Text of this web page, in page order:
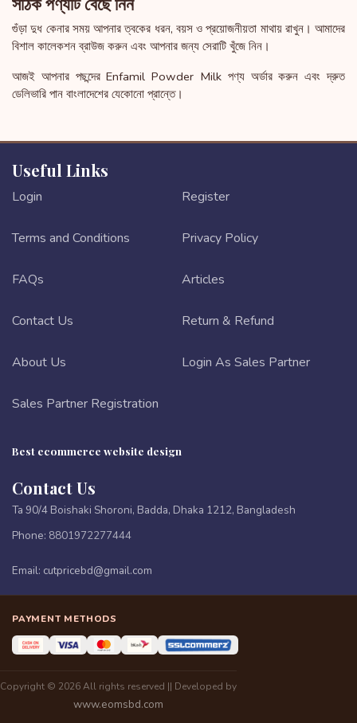
গুঁড়া দুধ কেনার সময় আপনার ত্বকের ধরন, বয়স ও প্রয়োজনীয়তা মাথায় রাখুন। আমাদের
বিশাল কালেকশন ব্রাউজ করুন এবং আপনার জন্য সেরাটি খুঁজে নিন।
আজই আপনার পছন্দের Enfamil Powder Milk পণ্য অর্ডার করুন এবং দ্রুত
ডেলিভারি পান বাংলাদেশের যেকোনো প্রান্তে।
Useful Links
Login Register
Terms and Conditions Privacy Policy
FAQs Articles
Contact Us Return & Refund
About Us Login As Sales Partner
Sales Partner Registration
Best ecommerce website design
Contact Us
Ta 90/4 Boishaki Shoroni, Badda, Dhaka 1212, Bangladesh
Phone: 8801972277444
Email: cutpricebd@gmail.com
PAYMENT METHODS
Copyright © 2026 All rights reserved || Developed by
www.eomsbd.com